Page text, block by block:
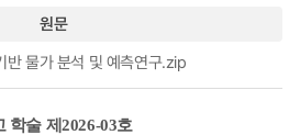
원문
반 물가 분석 및 예측연구.zip
학술 제2026-03호